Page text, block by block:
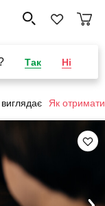
Так Ні
Як отримати